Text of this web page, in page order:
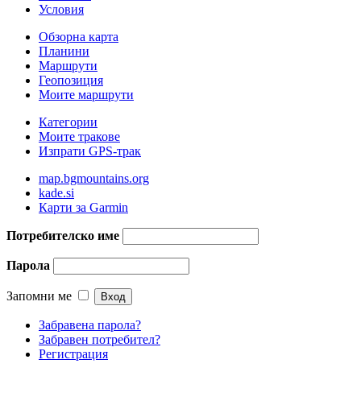
Условия
Обзорна карта
Планини
Маршрути
Геопозиция
Моите маршрути
Категории
Моите тракове
Изпрати GPS-трак
map.bgmountains.org
kade.si
Карти за Garmin
Потребителско име
Парола
Запомни ме
Забравена парола?
Забравен потребител?
Регистрация